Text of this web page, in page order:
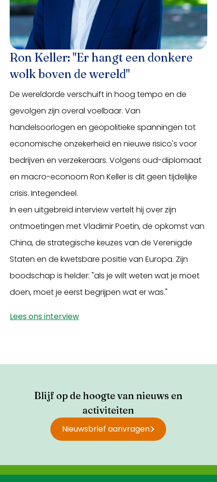
Ron Keller: "Er hangt een donkere
wolk boven de wereld"
De wereldorde verschuift in hoog tempo en de
gevolgen zijn overal voelbaar. Van
handelsoorlogen en geopolitieke spanningen tot
economische onzekerheid en nieuwe risico's voor
bedrijven en verzekeraars. Volgens oud-diplomaat
en macro-econoom Ron Keller is dit geen tijdelijke
crisis. Integendeel.
In een uitgebreid interview vertelt hij over zijn
ontmoetingen met Vladimir Poetin, de opkomst van
China, de strategische keuzes van de Verenigde
Staten en de kwetsbare positie van Europa. Zijn
boodschap is helder: "als je wilt weten wat je moet
doen, moet je eerst begrijpen wat er was."
Lees ons interview
Blijf op de hoogte van nieuws en
activiteiten
Nieuwsbrief aanvragen